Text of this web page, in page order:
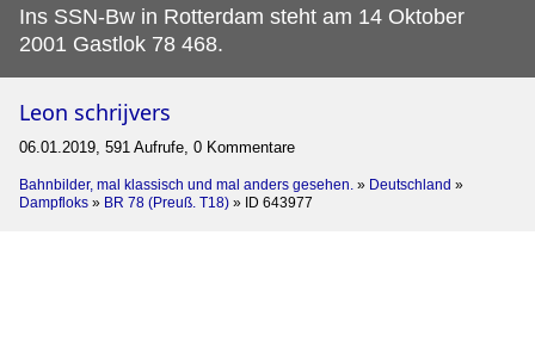
Ins SSN-Bw in Rotterdam steht am 14 Oktober
2001 Gastlok 78 468.
Leon schrijvers
06.01.2019, 591 Aufrufe, 0 Kommentare
Bahnbilder, mal klassisch und mal anders gesehen. » Deutschland »
Dampfloks » BR 78 (Preuß. T18) » ID 643977